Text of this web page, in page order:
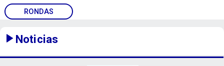
RONDAS
Noticias